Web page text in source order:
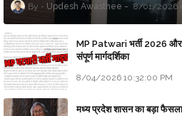
Updesh Awasthee 8/01/2026
MP Patwari भर्ती 2026
संपूर्ण मार्गदर्शिका
8/04/2026 10:32:00 PM
मध्य प्रदेश शासन का बड़ा फैसला: